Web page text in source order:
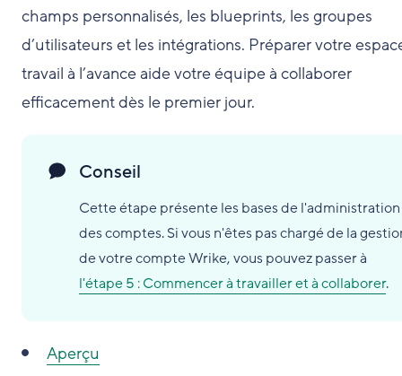
champs personnalisés, les blueprints, les groupes
d’utilisateurs et les intégrations. Préparer votre
travail à l’avance aide votre équipe à collaborer
efficacement dès le premier jour.
Conseil
Cette étape présente les bases de l'administration
des comptes. Si vous n'êtes pas chargé de la
de votre compte Wrike, vous pouvez passer à
l'étape 5 : Commencer à travailler et à collaborer.
Aperçu